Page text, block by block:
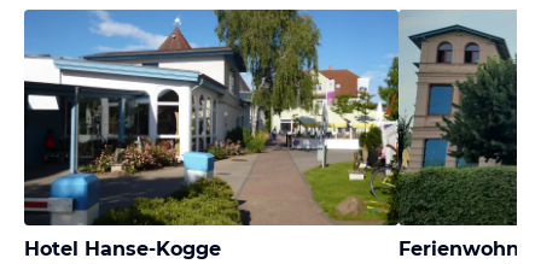
Hotel Hanse-Kogge